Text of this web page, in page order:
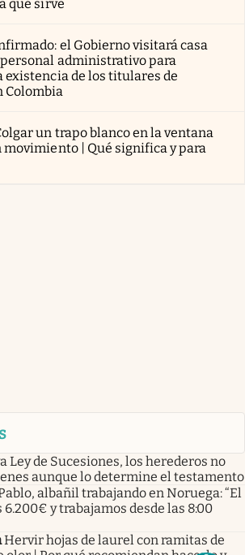
qué sirve
el Gobierno visitará casa
personal administrativo para
existencia de los titulares de
Colombia
un trapo blanco en la ventana
movimiento | Qué significa y para
Ley de Sucesiones, los herederos no
aunque lo determine el testamento
albañil trabajando en Noruega: “El
y trabajamos desde las 8:00
Hervir hojas de laurel con ramitas de